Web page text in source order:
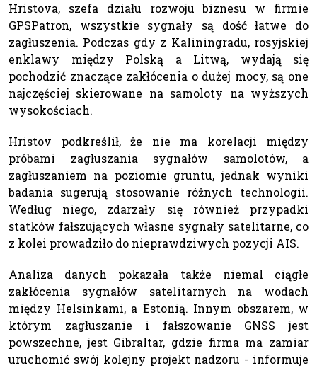
Hristova, szefa działu rozwoju biznesu w firmie
GPSPatron, wszystkie sygnały są dość łatwe do
zagłuszenia. Podczas gdy z Kaliningradu, rosyjskiej
enklawy między Polską a Litwą, wydają się
pochodzić znaczące zakłócenia o dużej mocy, są one
najczęściej skierowane na samoloty na wyższych
wysokościach.
Hristov podkreślił, że nie ma korelacji między
próbami zagłuszania sygnałów samolotów, a
zagłuszaniem na poziomie gruntu, jednak wyniki
badania sugerują stosowanie różnych technologii.
Według niego, zdarzały się również przypadki
statków fałszujących własne sygnały satelitarne, co
z kolei prowadziło do nieprawdziwych pozycji AIS.
Analiza danych pokazała także niemal ciągłe
zakłócenia sygnałów satelitarnych na wodach
między Helsinkami, a Estonią. Innym obszarem, w
którym zagłuszanie i fałszowanie GNSS jest
powszechne, jest Gibraltar, gdzie firma ma zamiar
uruchomić swój kolejny projekt nadzoru - informuje